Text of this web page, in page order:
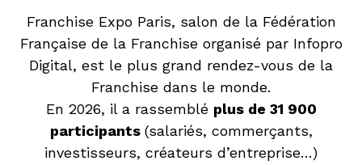
Franchise Expo Paris, salon de la Fédération
Française de la Franchise organisé par Infopro
Digital, est le plus grand rendez-vous de la
Franchise dans le monde.
En 2026, il a rassemblé plus de 31 900
participants (salariés, commerçants,
investisseurs, créateurs d’entreprise…)